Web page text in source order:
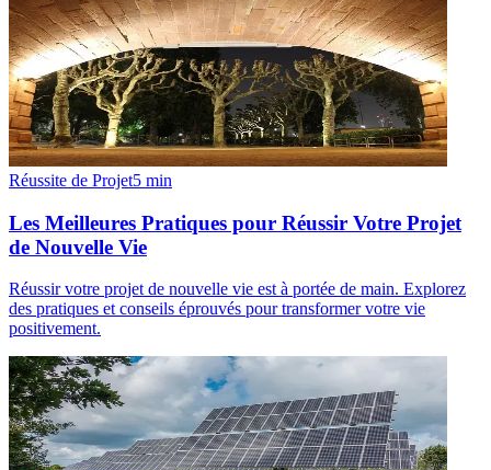
Réussite de Projet5 min
Les Meilleures Pratiques pour Réussir Votre Projet
de Nouvelle Vie
Réussir votre projet de nouvelle vie est à portée de main. Explorez
des pratiques et conseils éprouvés pour transformer votre vie
positivement.